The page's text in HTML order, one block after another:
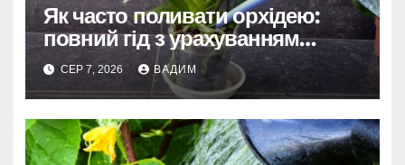
Як часто поливати орхідею:
повний гід з урахуванням
сезону та виду
СЕР 7, 2026 ВАДИМ